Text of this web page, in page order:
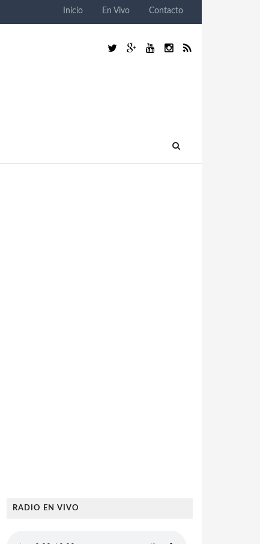
Inicio En Vivo Contacto
RADIO EN VIVO